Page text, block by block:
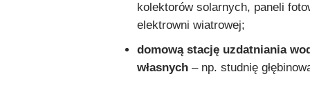
kolektorów solarnych, paneli
elektrowni wiatrowej;
domową stację uzdatniania
własnych – np. studnię